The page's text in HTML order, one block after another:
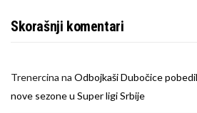
Skorašnji komentari
Trenercina na Odbojkaši Dubočice
nove sezone u Super ligi Srbije